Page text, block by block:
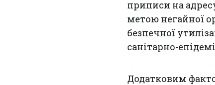
приписи на
метою негайної
безпечної
санітарно-
Додатковим